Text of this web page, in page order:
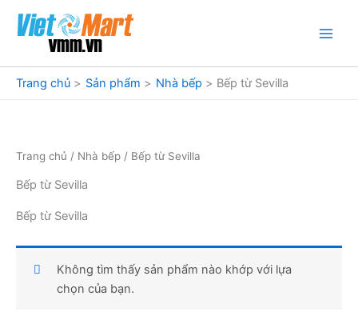
dung
Trang chủ
Sản phẩm Nhà bếp Bếp từ Sevilla
Trang chủ / Nhà bếp / Bếp từ Sevilla
Bếp từ Sevilla
Bếp từ Sevilla
Không tìm thấy sản phẩm nào khớp với lựa
chọn của bạn.